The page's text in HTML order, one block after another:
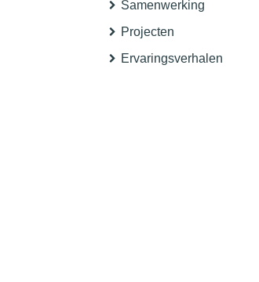
Samenwerking
Projecten
Ervaringsverhalen